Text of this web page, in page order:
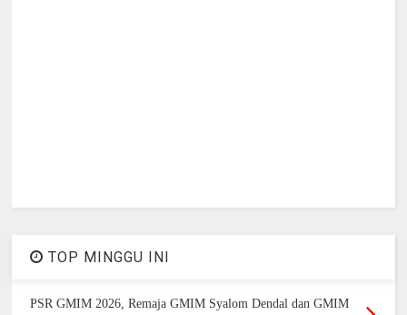
TOP MINGGU INI
PSR GMIM 2026, Remaja GMIM Syalom Dendal dan GMIM